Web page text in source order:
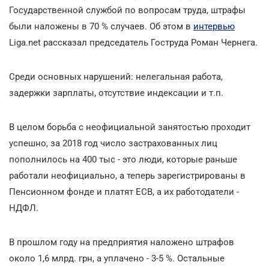
Государственной службой по вопросам труда, штрафы
были наложены в 70 % случаев. Об этом в интервью
Liga.net рассказал председатель Гоструда Роман Чернега.
Среди основных нарушений: нелегальная работа,
задержки зарплаты, отсутствие индексации и т.п.
В целом борьба с неофициальной занятостью проходит
успешно, за 2018 год число застрахованных лиц
пополнилось на 400 тыс - это люди, которые раньше
работали неофициально, а теперь зарегистрированы в
Пенсионном фонде и платят ЕСВ, а их работодатели -
НДФЛ.
В прошлом году на предприятия наложено штрафов
около 1,6 млрд. грн, а уплачено - 3-5 %. Остальные